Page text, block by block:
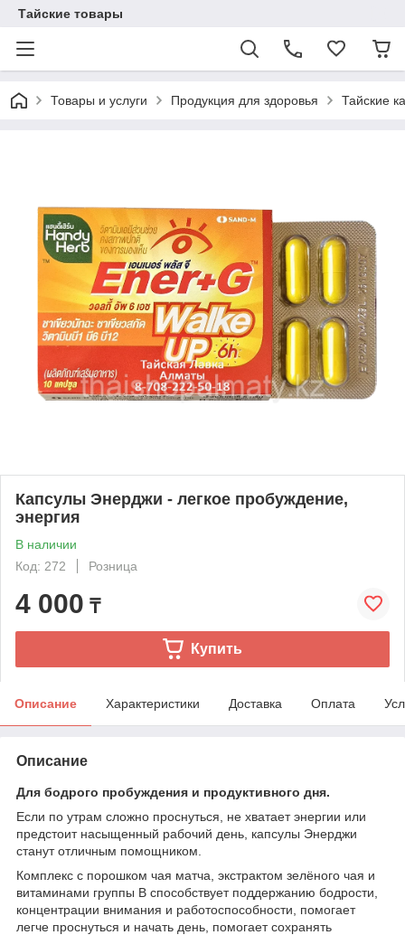
Тайские товары
Товары и услуги Продукция для здоровья Тайские
Капсулы Энерджи - легкое пробуждение,
энергия
В наличии
Код: 272
Розница
4 000 ₸
Купить
Описание Характеристики Доставка Оплата
Описание
Для бодрого пробуждения и продуктивного дня.
Если по утрам сложно проснуться, не хватает энергии или
предстоит насыщенный рабочий день, капсулы Энерджи
станут отличным помощником.
Комплекс с порошком чая матча, экстрактом зелёного чая и
витаминами группы B способствует поддержанию бодрости,
концентрации внимания и работоспособности, помогает
легче проснуться и начать день, помогает сохранять